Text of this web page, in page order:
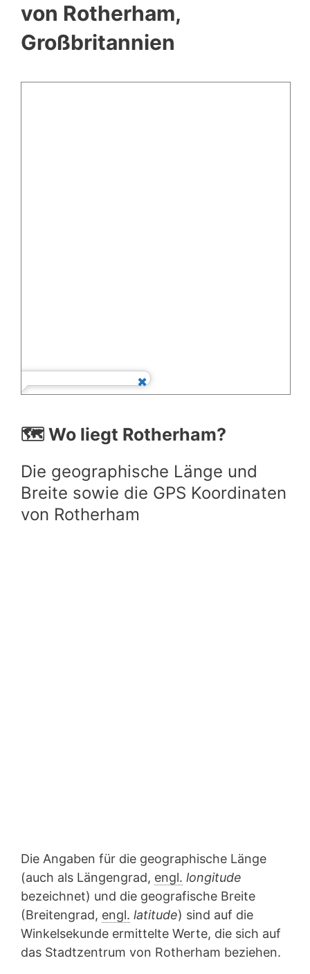
von Rotherham,
Großbritannien
🗺️ Wo liegt Rotherham?
Die geographische Länge und
Breite sowie die GPS Koordinaten
von Rotherham
Die Angaben für die geographische Länge
(auch als Längengrad, engl. longitude
bezeichnet) und die geografische Breite
(Breitengrad, engl. latitude) sind auf die
Winkelsekunde ermittelte Werte, die sich auf
das Stadtzentrum von Rotherham beziehen.